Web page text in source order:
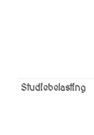
Studiebelasting